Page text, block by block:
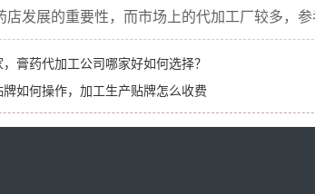
发展的重要性，而市场上的代加工厂较多，参
膏药代加工公司哪家好如何选择？
如何操作，加工生产贴牌怎么收费